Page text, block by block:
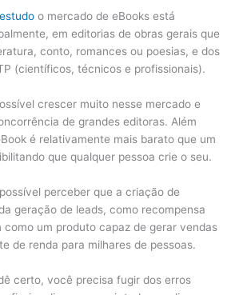
o mercado de eBooks está
em editorias de obras gerais que
conto, romances ou poesias, e dos
(científicos, técnicos e profissionais).
crescer muito nesse mercado e
de grandes editoras. Além
é relativamente mais barato que um
que qualquer pessoa crie o seu.
perceber que a criação de
geração de leads, como recompensa
como um produto capaz de gerar vendas
de renda para milhares de pessoas.
certo, você precisa fugir dos erros